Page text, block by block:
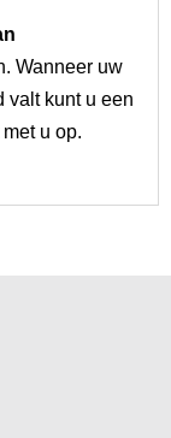
Wanneer uw
valt kunt u een
u op.